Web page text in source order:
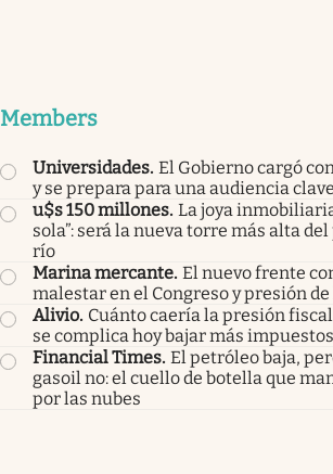
Members
Universidades. El Gobierno cargó
y se prepara para una audiencia clave
u$s 150 millones. La joya
sola”: será la nueva torre más alta del
río
Marina mercante. El nuevo frente
malestar en el Congreso y presión
Alivio. Cuánto caería la presión
se complica hoy bajar más impuestos
Financial Times. El petróleo baja,
gasoil no: el cuello de botella que
por las nubes